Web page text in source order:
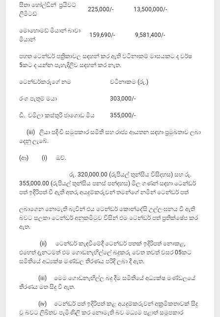
සීතා හෝල්ඩින් ප්‍රයිවට්
ලිමිටඩ්
225,000/- 13,500,000/-
මොහොමඩ් මියාන් බාවා
මියාන්
159,690/- 9,581,400/-
පහත ටෙන්ඩර් පත්‍රිකාවල සඳහන් කර ඇති වටිනාකම් මාසයකට ද වර්ෂ
5කට ද යන්න පැහැදිලිව සඳහන් කර නැත.
ටෙන්ඩර්කරු‍ගේ නම වටිනාකම (රු.)
රංග පැතුම් මයා 303,000/-
ඩී. චමිලා කස්තුරි ජාගොඩ මිය 355,000/-
(iii) ලියා පදිංචි සමුපකාර සමිති සහ රාජ්‍ය ආයතන සඳහා ප්‍රමුඛතාව ලබා
දෙනු ලැබේ.
(ආ) (i) ඔව්.
රු. 320,000.00 (රුපියල් තුන්සිය විසිදහස) සහ රු.
355,000.00 (රුපියල් තුන්සිය පනස් පන්දහස) මිල ගණන් සඳහා ටෙන්ඩර්
පත් ඉදිරිපත් වී ඇති අතර, අයදුම්කරුවන් තමන්ගේ නමින් ටෙන්ඩර් පත්
ලබාගෙන නොමැති බැවින් එය ටෙන්ඩර් කොන්දේසි උල්ලංඝනය වී ඇති
බවට සලකා ටෙන්ඩර් අනුකමිටුව විසින් එම ටෙන්ඩර් පත් ප්‍රතික්ෂේප කර
ඇත.
(ii) ටෙන්ඩර් කැඳවීමේදී ටෙන්ඩර් පතක් ඉදිරිපත් නොකළ,
‍එහෙත් දැනටමත් එම ගොඩනැඟිල්ලේ බදුකරු වෙත තවත් වසර 05කට
සමිතියේ අධ්‍යක්ෂ මණ්ඩ‍ල තීරණය පරිදි ලබා දී ඇත.
(iii) මෙම ගොඩනැඟිල්ල බදු දීම සමිතියේ අධ්‍යක්ෂ මණ්ඩලයේ
තීරණය මත සිදු වී ඇත.
(iv) ටෙන්ඩර් පත් ඉදිරිපත් කළ අයදුම්කරුවන් අක්‍රමිකතාවක් සිදු
වූ බවට ලිඛිතව පැමිණිලි කර නොමැති බව මධ්‍යම පළාත් සමූපකාර